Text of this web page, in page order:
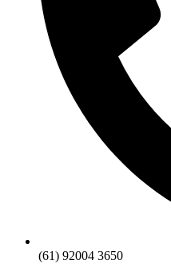
(61) 92004 3650